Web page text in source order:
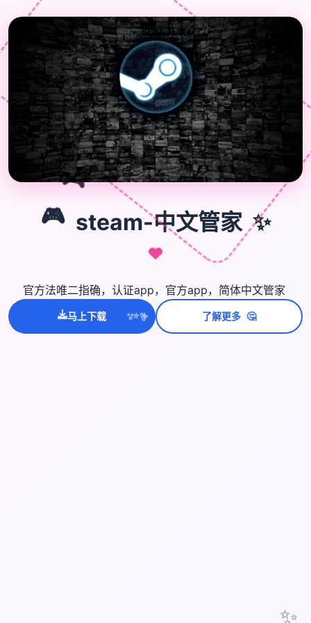
✨
🎮
🎮 steam-中文管家 ✨
官方法唯二指确，认证app，官方app，简体中文管家
马上下载 ✨⭐💫 了解更多 🤔